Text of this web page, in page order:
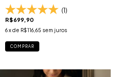
(1)
R$699,90
6x de R$116,65 sem juros
COMPRAR